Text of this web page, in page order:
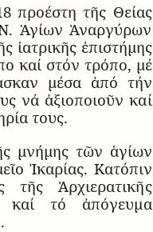
προέστη τῆς Θείας
Ν. Ἁγίων Ἀναργύρων
ἰατρικῆς ἐπιστήμης
καί στόν τρόπο, μέ
μέσα ἀπό τήν
νά ἀξιοποιοῦν καί
τους.
μνήμης τῶν ἁγίων
Ἰκαρίας. Κατόπιν
Ἀρχιερατικῆς
καί τό ἀπόγευμα